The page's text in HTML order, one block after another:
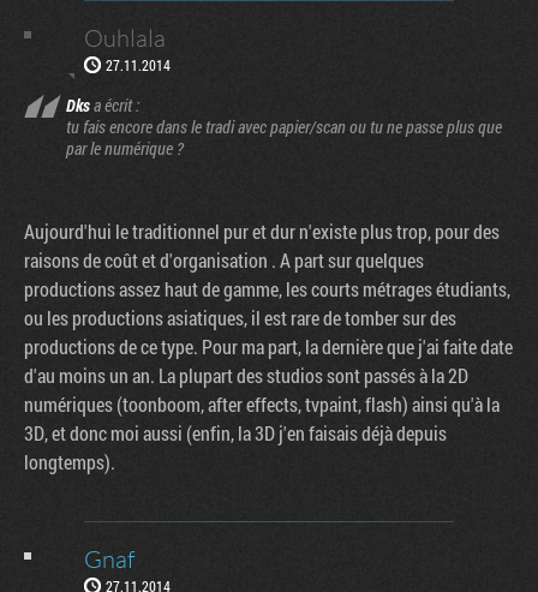
Ouhlala
27.11.2014
Dksa écrit :
tu fais encore dans le tradi avec papier/scan ou tu ne passe plus que
par le numérique ?
Aujourd'hui le traditionnel pur et dur n'existe plus trop, pour des
raisons de coût et d'organisation . A part sur quelques
productions assez haut de gamme, les courts métrages étudiants,
ou les productions asiatiques, il est rare de tomber sur des
productions de ce type. Pour ma part, la dernière que j'ai faite date
d'au moins un an. La plupart des studios sont passés à la 2D
numériques (toonboom, after effects, tvpaint, flash) ainsi qu'à la
3D, et donc moi aussi (enfin, la 3D j'en faisais déjà depuis
longtemps).
Gnaf
27.11.2014